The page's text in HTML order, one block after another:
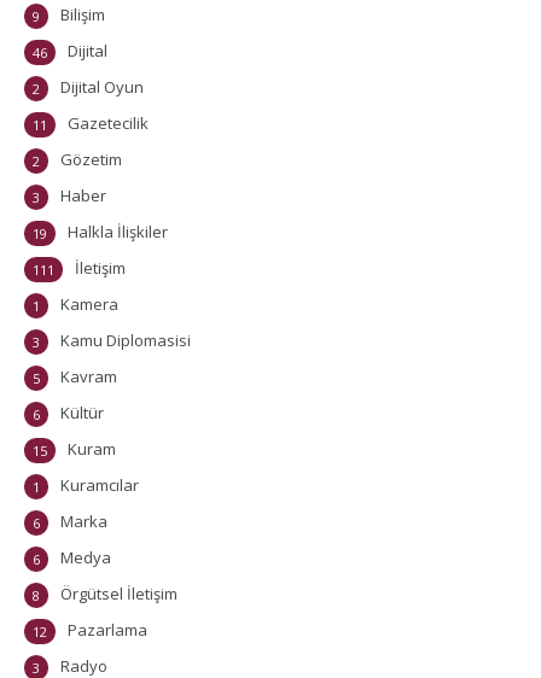
Bilişim
9
Dijital
46
Dijital Oyun
2
Gazetecilik
11
Gözetim
2
Haber
3
Halkla İlişkiler
19
İletişim
111
Kamera
1
Kamu Diplomasisi
3
Kavram
5
Kültür
6
Kuram
15
Kuramcılar
1
Marka
6
Medya
6
Örgütsel İletişim
8
Pazarlama
12
Radyo
3